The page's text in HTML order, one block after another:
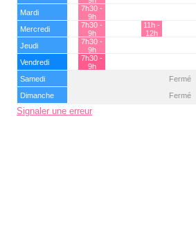
Mardi
7h30 -
9h
Mercredi
7h30 -
9h
11h -
12h
Jeudi
7h30 -
9h
Vendredi
7h30 -
9h
Samedi
Fermé
Dimanche
Fermé
Signaler une erreur